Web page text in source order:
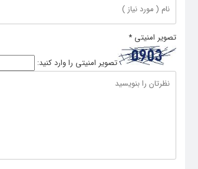
تصویر امنیتی *
تصویر امنیتی را وارد کنید: